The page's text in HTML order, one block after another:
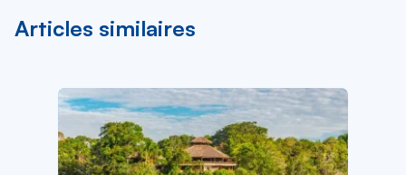
Articles similaires